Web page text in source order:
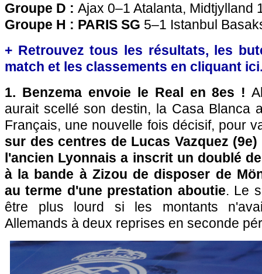
Groupe D : Ajax 0–1 Atalanta, Midtjylland
Groupe H : PARIS SG 5–1 Istanbul
+ Retrouvez tous les résultats, les
match et les classements en cliquant
1. Benzema envoie le Real en 8es !
aurait scellé son destin, la Casa Blanca
Français, une nouvelle fois décisif, pour
sur des centres de Lucas Vazquez
l'ancien Lyonnais a inscrit un doublé
à la bande à Zizou de disposer de
au terme d'une prestation aboutie. Le
être plus lourd si les montants
Allemands à deux reprises en seconde